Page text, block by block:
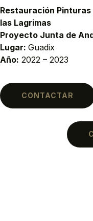
Restauración
las Lagrimas
Proyecto Junta de
Lugar: Guadix
Año: 2022 – 2023
CONTACTAR